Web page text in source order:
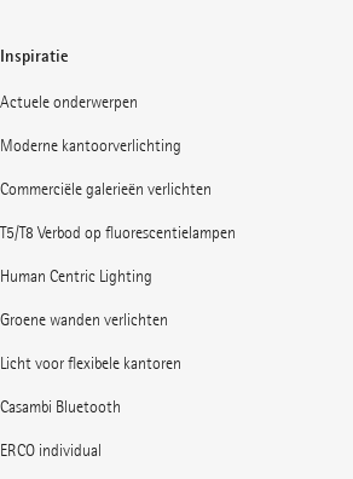
Inspiratie
Actuele onderwerpen
Moderne kantoorverlichting
Commerciële galerieën verlichten
T5/T8 Verbod op fluorescentielampen
Human Centric Lighting
Groene wanden verlichten
Licht voor flexibele kantoren
Casambi Bluetooth
ERCO individual